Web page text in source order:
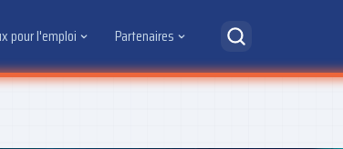
pour l'emploi Partenaires